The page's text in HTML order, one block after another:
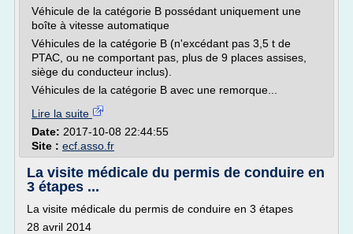
Véhicule de la catégorie B possédant uniquement une
boîte à vitesse automatique
Véhicules de la catégorie B (n'excédant pas 3,5 t de
PTAC, ou ne comportant pas, plus de 9 places assises,
siège du conducteur inclus).
Véhicules de la catégorie B avec une remorque...
Lire la suite
Date: 2017-10-08 22:44:55
Site : ecf.asso.fr
La visite médicale du permis de conduire en
3 étapes ...
La visite médicale du permis de conduire en 3 étapes
28 avril 2014